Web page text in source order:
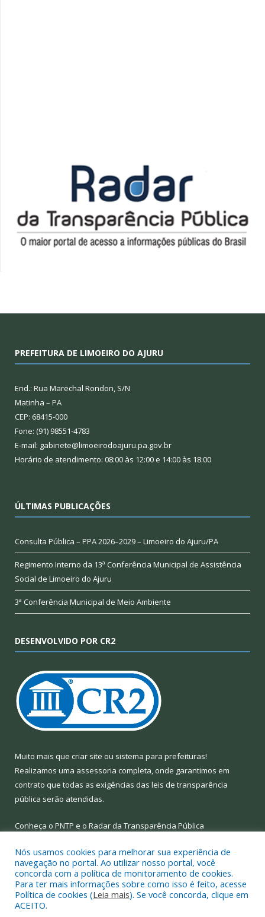
PREFEITURA DE LIMOEIRO DO AJURU
End.: Rua Marechal Rondon, S/N
Matinha – PA
CEP: 68415-000
Fone: (91) 98551-4783
E-mail: gabinete@limoeirodoajuru.pa.gov.br
Horário de atendimento: 08:00 às 12:00 e 14:00 às 18:00
ÚLTIMAS PUBLICAÇÕES
Consulta Pública – PPA 2026–2029 – Limoeiro do Ajuru/PA
Regimento Interno da 13ª Conferência Municipal de Assistência
Social de Limoeiro do Ajuru
3ª Conferência Municipal de Meio Ambiente
DESENVOLVIDO POR CR2
Muito mais que criar site ou sistema para prefeituras!
Realizamos uma assessoria completa, onde garantimos em
contrato que todas as exigências das leis de transparência
pública serão atendidas.
Conheça o PNTP e o Radar da Transparência Pública
Todos os direitos reservados a Prefeitura Municipal de Limoeiro
do Ajuru.
Nós usamos cookies para melhorar sua experiência de
navegação no portal. Ao utilizar nosso portal, você
concorda com a política de monitoramento de cookies.
Para ter mais informações sobre como isso é feito, acesse
Política de cookies (Leia mais). Se você concorda, clique em
ACEITO.